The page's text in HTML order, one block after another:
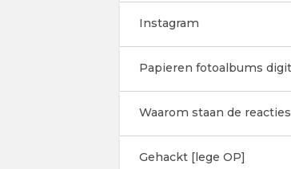
Instagram
Papieren fotoalbums
Waarom staan de
Gehackt [lege OP]